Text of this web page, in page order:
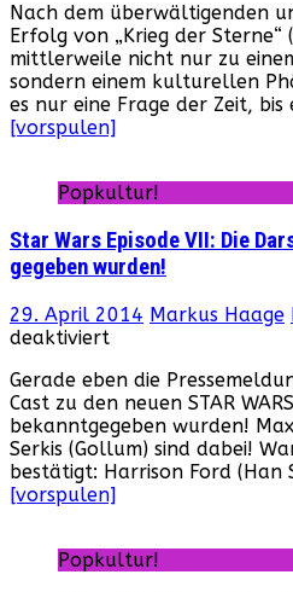
Das
(USA,
1980)
Nach dem überwältigenden
Erfolg von „Krieg der Sterne“
mittlerweile nicht nur zu
sondern einem kulturellen
es nur eine Frage der Zeit, bis
[vorspulen]
Popkultur!
Star Wars Episode VII: Die
gegeben wurden!
29. April 2014 Markus Haage
deaktiviert
Wars
Episode
VII:
Die
Darsteller
sind
wurden!
Gerade eben die
Cast zu den neuen STAR
bekanntgegeben wurden!
Serkis (Gollum) sind dabei!
bestätigt: Harrison Ford (Han
[vorspulen]
Popkultur!